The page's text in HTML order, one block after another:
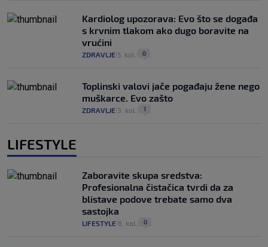
Kardiolog upozorava: Evo što se događa
s krvnim tlakom ako dugo boravite na
vrućini
ZDRAVLJE 5. kol. 0
Toplinski valovi jače pogađaju žene nego
muškarce. Evo zašto
ZDRAVLJE 3. kol. 1
LIFESTYLE
Zaboravite skupa sredstva:
Profesionalna čistačica tvrdi da za
blistave podove trebate samo dva
sastojka
LIFESTYLE 6. kol. 0